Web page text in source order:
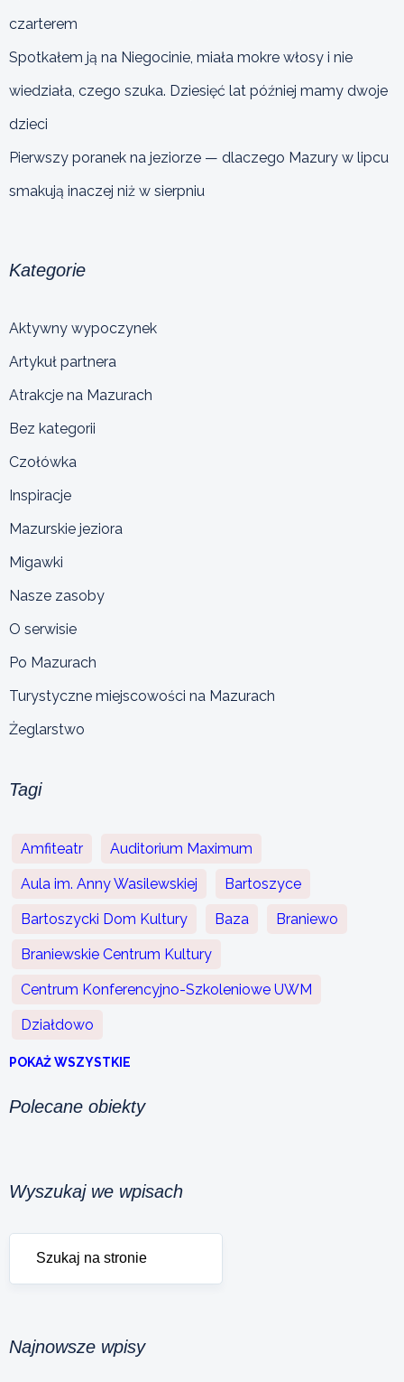
czarterem
Spotkałem ją na Niegocinie, miała mokre włosy i nie
wiedziała, czego szuka. Dziesięć lat później mamy dwoje
dzieci
Pierwszy poranek na jeziorze — dlaczego Mazury w lipcu
smakują inaczej niż w sierpniu
Kategorie
Aktywny wypoczynek
Artykuł partnera
Atrakcje na Mazurach
Bez kategorii
Czołówka
Inspiracje
Mazurskie jeziora
Migawki
Nasze zasoby
O serwisie
Po Mazurach
Turystyczne miejscowości na Mazurach
Żeglarstwo
Tagi
Amfiteatr Auditorium Maximum
Aula im. Anny Wasilewskiej Bartoszyce
Bartoszycki Dom Kultury Baza Braniewo
Braniewskie Centrum Kultury
Centrum Konferencyjno-Szkoleniowe UWM
Działdowo
POKAŻ WSZYSTKIE
Polecane obiekty
Wyszukaj we wpisach
Najnowsze wpisy